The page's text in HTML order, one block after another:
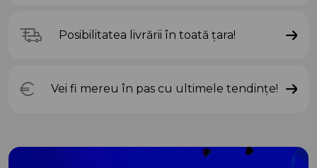
Posibilitatea livrării în toată țara!
Vei fi mereu în pas cu ultimele tendințe!